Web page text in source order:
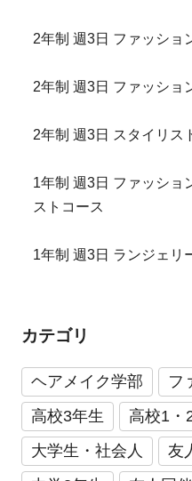
2年制 週3日 ファッショ
2年制 週3日 ファッショ
2年制 週3日 スタイリス
1年制 週3日 ファッショ
ストコース
1年制 週3日 ランジェリ
カテゴリ
ヘアメイク学部
フ
高校3年生
高校1・
大学生・社会人
友